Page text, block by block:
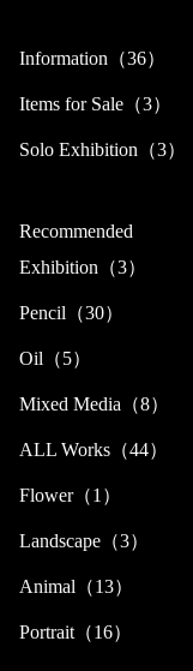
Information（36）
Items for Sale（3）
Solo Exhibition（3）
Recommended
Exhibition（3）
Pencil（30）
Oil（5）
Mixed Media（8）
ALL Works（44）
Flower（1）
Landscape（3）
Animal（13）
Portrait（16）